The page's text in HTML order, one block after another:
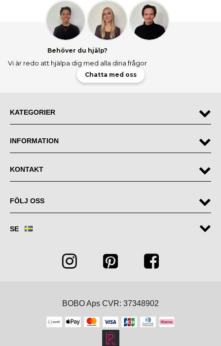
Behöver du hjälp?
Vi är redo att hjälpa dig med alla dina frågor
Chatta med oss
KATEGORIER
INFORMATION
KONTAKT
FÖLJ OSS
SE
BOBO Aps CVR: 37348902